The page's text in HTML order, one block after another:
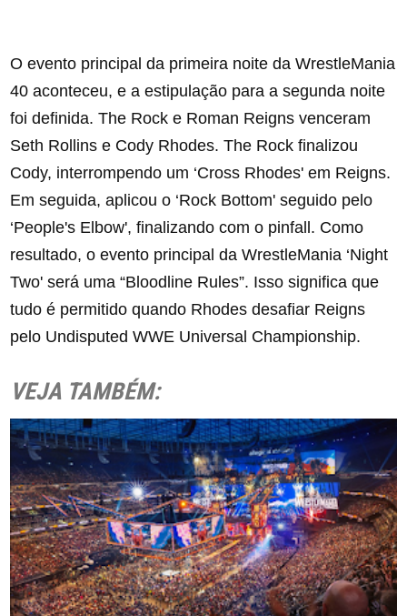
O evento principal da primeira noite da WrestleMania
40 aconteceu, e a estipulação para a segunda noite
foi definida. The Rock e Roman Reigns venceram
Seth Rollins e Cody Rhodes. The Rock finalizou
Cody, interrompendo um ‘Cross Rhodes' em Reigns.
Em seguida, aplicou o ‘Rock Bottom' seguido pelo
‘People's Elbow', finalizando com o pinfall. Como
resultado, o evento principal da WrestleMania ‘Night
Two' será uma “Bloodline Rules”. Isso significa que
tudo é permitido quando Rhodes desafiar Reigns
pelo Undisputed WWE Universal Championship.
VEJA TAMBÉM: